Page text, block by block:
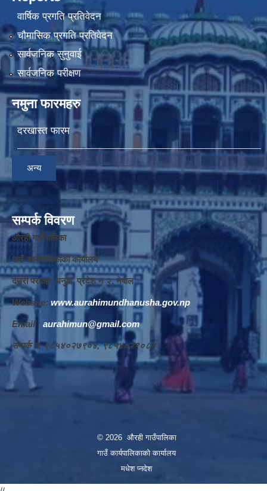
वार्षिक प्रगति प्रतिवेदन
चौमासिक प्रगति प्रतिवेदन
सार्वजनिक सुनुवाई
सार्वजनिक परीक्षण
नमुना फारमहरु
दरखास्त फारम
अन्य
सम्पर्क विवरण
औरही गाउँपालिका
गाउँ कार्यपालिकाको कार्यालय
देउरी परवाहा, धनुषा, प्रदेश न‌‍ २, नेपाल
Website: www.aurahimundhanusha.gov.np
Email : aurahimun@gmail.com
सम्पर्क न‌‍. ९८५४०२७९०४, ९८५४०२९०८४
© 2026 औरही गाउँपालिका
गाउँ कार्यपालिकाको कार्यालय
मधेश प्नदेश